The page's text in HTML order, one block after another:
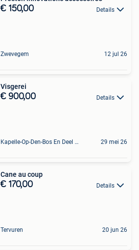
€ 150,00 Details
Zwevegem 12 jul 26
Visgerei
€ 900,00 Details
Kapelle-Op-Den-Bos En Deel Van Zemst 29 mei 26
Cane au coup
€ 170,00 Details
Tervuren 20 jun 26